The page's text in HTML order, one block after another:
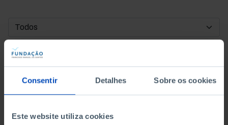
Consentir Detalhes Sobre os cookies
Este website utiliza cookies
DATA DE INÍCIO
DATA DE FIM